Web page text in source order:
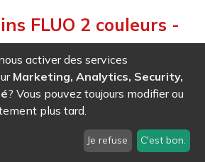
FLUO 2 couleurs -
Net :0,110kg
-Ref (0186)- Blanc / Noir
Ref (0188)- Blanc / Orange
activer des services
Marketing, Analytics, Security,
? Vous pouvez toujours modifier ou
plus tard.
Je refuse C'est bon.